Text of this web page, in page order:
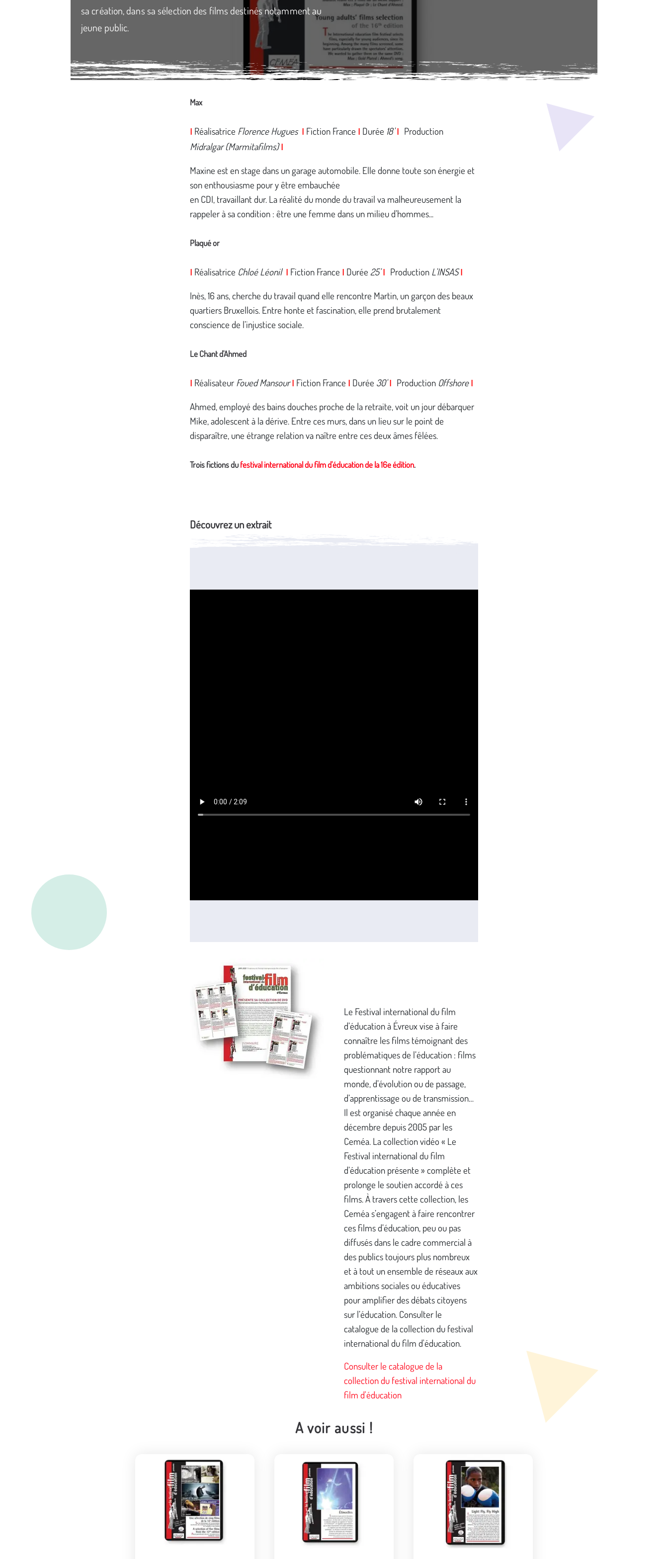
sa création, dans sa sélection des films destinés notamment au
jeune public.
Max
I Réalisatrice Florence Hugues I Fiction France I Durée 18' I Production
Midralgar (Marmitafilms) I
Maxine est en stage dans un garage automobile. Elle donne toute son énergie et
son enthousiasme pour y être embauchée
en CDI, travaillant dur. La réalité du monde du travail va malheureusement la
rappeler à sa condition : être une femme dans un milieu d’hommes...
Plaqué or
I Réalisatrice Chloé Léonil I Fiction France I Durée 25' I Production L'INSAS I
Inès, 16 ans, cherche du travail quand elle rencontre Martin, un garçon des beaux
quartiers Bruxellois. Entre honte et fascination, elle prend brutalement
conscience de l’injustice sociale.
Le Chant d'Ahmed
I Réalisateur Foued Mansour I Fiction France I Durée 30' I Production OffshoreI
Ahmed, employé des bains douches proche de la retraite, voit un jour débarquer
Mike, adolescent à la dérive. Entre ces murs, dans un lieu sur le point de
disparaître, une étrange relation va naître entre ces deux âmes fêlées.
Trois fictions dufestival international du film d'éducation de la 16e édition.
Découvrez un extrait
Le Festival international du film
d’éducation à Évreux vise à faire
connaître les films témoignant des
problématiques de l’éducation : films
questionnant notre rapport au
monde, d’évolution ou de passage,
d’apprentissage ou de transmission…
Il est organisé chaque année en
décembre depuis 2005 par les
Ceméa. La collection vidéo « Le
Festival international du film
d’éducation présente » complète et
prolonge le soutien accordé à ces
films. À travers cette collection, les
Ceméa s’engagent à faire rencontrer
ces films d’éducation, peu ou pas
diffusés dans le cadre commercial à
des publics toujours plus nombreux
et à tout un ensemble de réseaux aux
ambitions sociales ou éducatives
pour amplifier des débats citoyens
sur l’éducation. Consulter le
catalogue de la collection du festival
international du film d'éducation.
Consulter le catalogue de la
collection du festival international du
film d'éducation
A voir aussi !